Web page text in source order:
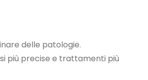
delle patologie.
più precise e trattamenti più